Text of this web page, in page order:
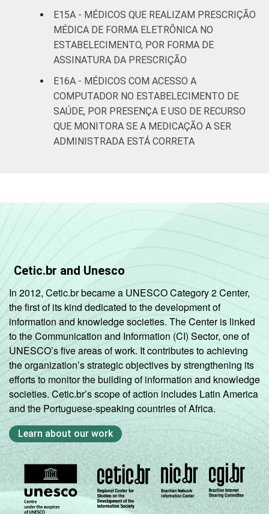
E15A - MÉDICOS QUE REALIZAM PRESCRIÇÃO
MÉDICA DE FORMA ELETRÔNICA NO
ESTABELECIMENTO, POR FORMA DE
ASSINATURA DA PRESCRIÇÃO
E16A - MÉDICOS COM ACESSO A
COMPUTADOR NO ESTABELECIMENTO DE
SAÚDE, POR PRESENÇA E USO DE RECURSO
QUE MONITORA SE A MEDICAÇÃO A SER
ADMINISTRADA ESTÁ CORRETA
Cetic.br and Unesco
In 2012, Cetic.br became a UNESCO Category 2 Center,
the first of its kind dedicated to the development of
information and knowledge societies. The Center is linked
to the Communication and Information (CI) Sector, one of
UNESCO’s five areas of work. It contributes to achieving
the organization’s strategic objectives by strengthening its
efforts to monitor the building of information and knowledge
societies. Cetic.br’s scope of action includes Latin America
and the Portuguese-speaking countries of Africa.
Learn about our work